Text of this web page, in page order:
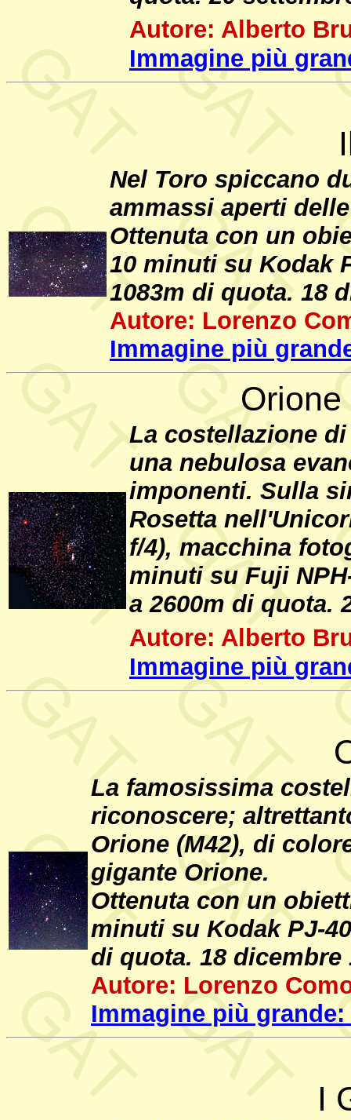
Autore: Alberto
Immagine più
Nel Toro spiccano
ammassi aperti
Ottenuta con un
10 minuti su Kodak
1083m di quota. 18
Autore: Lorenzo
Immagine più
La costellazione
una nebulosa
imponenti. Sulla
Rosetta
f/4), macchina
minuti su Fuji
a 2600m di quota.
Autore: Alberto
Immagine più
La famosissima
riconoscere;
Orione (M42), di
gigante Orione.
Ottenuta con un
minuti su Kodak PJ-
di quota. 18 dicembre
Autore: Lorenzo
Immagine più grande:
I